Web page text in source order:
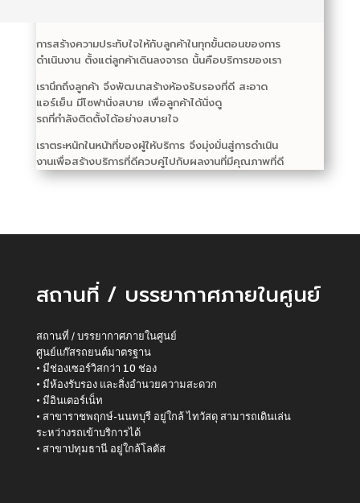
การสร้างความประทับใจให้กับลูกค้าในทุกขั้นตอนของการ
ดำเนินงาน ตั้งแต่ลูกค้าเดินลงจารถ นั้นคือบริการของเรา
เรานึกถึงลูกค้า จึงพัฒนาสร้างห้องรับรองที่ดี สะอาด
แอร์เย็น มีโซฟานั่งสบาย เพื่อลูกค้าได้นั่งดู
รถที่กำลังติดตั้งได้อย่างสบายใจ
เราตระหนักในหน้าที่ของผู้ให้บริการ จึงมุ่งมั่นสู่การดำเนิน
งานเพื่อสร้างบริการที่ดีควบคู่ไปกับผลงานที่มีคุณภาพที่ดี
สถานที่ / บรรยากาศภายในศูนย์
สถานที่ / บรรยากาศภายในศูนย์
ศูนย์แก๊สรถยนต์มาตรฐาน
• มีช่องเซอร์วิสกว่า 10 ช่อง
• มีห้องรับรอง และสิ่งอำนวยความสะดวก
• มีอินเตอร์เน็ท
• สาขาราชพฤกษ์-นนทบุรี อยู่ใกล้ ไทวัสดุ สามารถเดินเล่น
ระหว่างรถเข้าบริการได้
• สาขาปทุมธานี อยู่ใกล้โลตัส